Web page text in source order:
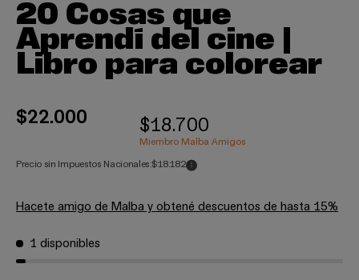
20 Cosas que
Aprendí del cine |
Libro para colorear
$22.000 $18.700
Miembro Malba Amigos
Precio sin Impuestos Nacionales:$18.182
Hacete amigo de Malba y obtené descuentos de hasta 15%
1 disponibles